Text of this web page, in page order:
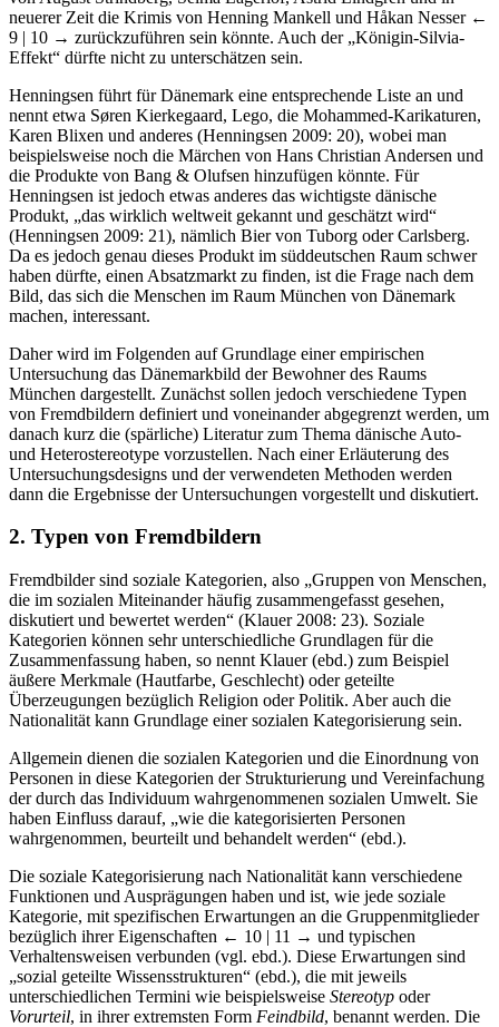
neuerer Zeit die Krimis von Henning Mankell und Håkan Nesser ←
9 | 10 → zurückzuführen sein könnte. Auch der „Königin-Silvia-
Effekt“ dürfte nicht zu unterschätzen sein.
Henningsen führt für Dänemark eine entsprechende Liste an und
nennt etwa Søren Kierkegaard, Lego, die Mohammed-Karikaturen,
Karen Blixen und anderes (Henningsen 2009: 20), wobei man
beispielsweise noch die Märchen von Hans Christian Andersen und
die Produkte von Bang & Olufsen hinzufügen könnte. Für
Henningsen ist jedoch etwas anderes das wichtigste dänische
Produkt, „das wirklich weltweit gekannt und geschätzt wird“
(Henningsen 2009: 21), nämlich Bier von Tuborg oder Carlsberg.
Da es jedoch genau dieses Produkt im süddeutschen Raum schwer
haben dürfte, einen Absatzmarkt zu finden, ist die Frage nach dem
Bild, das sich die Menschen im Raum München von Dänemark
machen, interessant.
Daher wird im Folgenden auf Grundlage einer empirischen
Untersuchung das Dänemarkbild der Bewohner des Raums
München dargestellt. Zunächst sollen jedoch verschiedene Typen
von Fremdbildern definiert und voneinander abgegrenzt werden, um
danach kurz die (spärliche) Literatur zum Thema dänische Auto-
und Heterostereotype vorzustellen. Nach einer Erläuterung des
Untersuchungsdesigns und der verwendeten Methoden werden
dann die Ergebnisse der Untersuchungen vorgestellt und diskutiert.
2. Typen von Fremdbildern
Fremdbilder sind soziale Kategorien, also „Gruppen von Menschen,
die im sozialen Miteinander häufig zusammengefasst gesehen,
diskutiert und bewertet werden“ (Klauer 2008: 23). Soziale
Kategorien können sehr unterschiedliche Grundlagen für die
Zusammenfassung haben, so nennt Klauer (ebd.) zum Beispiel
äußere Merkmale (Hautfarbe, Geschlecht) oder geteilte
Überzeugungen bezüglich Religion oder Politik. Aber auch die
Nationalität kann Grundlage einer sozialen Kategorisierung sein.
Allgemein dienen die sozialen Kategorien und die Einordnung von
Personen in diese Kategorien der Strukturierung und Vereinfachung
der durch das Individuum wahrgenommenen sozialen Umwelt. Sie
haben Einfluss darauf, „wie die kategorisierten Personen
wahrgenommen, beurteilt und behandelt werden“ (ebd.).
Die soziale Kategorisierung nach Nationalität kann verschiedene
Funktionen und Ausprägungen haben und ist, wie jede soziale
Kategorie, mit spezifischen Erwartungen an die Gruppenmitglieder
bezüglich ihrer Eigenschaften ← 10 | 11 → und typischen
Verhaltensweisen verbunden (vgl. ebd.). Diese Erwartungen sind
„sozial geteilte Wissensstrukturen“ (ebd.), die mit jeweils
unterschiedlichen Termini wie beispielsweise Stereotyp oder
Vorurteil, in ihrer extremsten Form Feindbild, benannt werden. Die